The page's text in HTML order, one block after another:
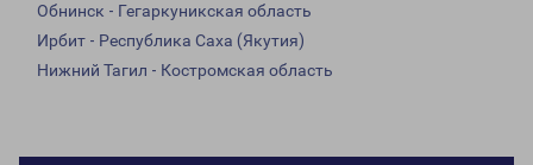
Обнинск - Гегаркуникская область
Ирбит - Республика Саха (Якутия)
Нижний Тагил - Костромская область